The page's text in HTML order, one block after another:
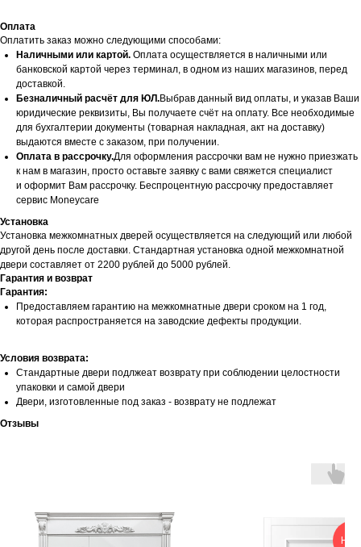
Оплата
Оплатить заказ можно следующими способами:
Наличными или картой. Оплата осуществляется в наличными или
банковской картой через терминал, в одном из наших магазинов, перед
доставкой.
Безналичный расчёт для ЮЛ.Выбрав данный вид оплаты, и указав Ваши
юридические реквизиты, Вы получаете счёт на оплату. Все необходимые
для бухгалтерии документы (товарная накладная, акт на доставку)
выдаются вместе с заказом, при получении.
Оплата в рассрочку.Для оформления рассрочки вам не нужно приезжать
к нам в магазин, просто оставьте заявку с вами свяжется специалист
и оформит Вам рассрочку. Беспроцентную рассрочку предоставляет
сервис Moneycare
Установка
Установка межкомнатных дверей осуществляется на следующий или любой
другой день после доставки. Стандартная установка одной межкомнатной
двери составляет от 2200 рублей до 5000 рублей.
Гарантия и возврат
Гарантия:
Предоставляем гарантию на межкомнатные двери сроком на 1 год,
которая распространяется на заводские дефекты продукции.
Условия возврата:
Стандартные двери подлжеат возврату при соблюдении целостности
упаковки и самой двери
Двери, изготовленные под заказ - возврату не подлежат
Отзывы